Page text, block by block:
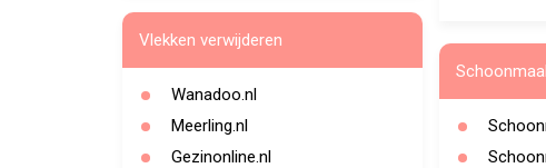
Vlekken verwijderen
Wanadoo.nl
Meerling.nl
Gezinonline.nl